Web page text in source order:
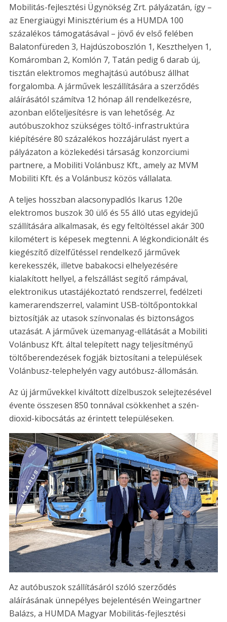
Mobilitás-fejlesztési Ügynökség Zrt. pályázatán, így –
az Energiaügyi Minisztérium és a HUMDA 100
százalékos támogatásával – jövő év első felében
Balatonfüreden 3, Hajdúszoboszlón 1, Keszthelyen 1,
Komáromban 2, Komlón 7, Tatán pedig 6 darab új,
tisztán elektromos meghajtású autóbusz állhat
forgalomba. A járművek leszállítására a szerződés
aláírásától számítva 12 hónap áll rendelkezésre,
azonban előteljesítésre is van lehetőség. Az
autóbuszokhoz szükséges töltő-infrastruktúra
kiépítésére 80 százalékos hozzájárulást nyert a
pályázaton a közlekedési társaság konzorciumi
partnere, a Mobiliti Volánbusz Kft., amely az MVM
Mobiliti Kft. és a Volánbusz közös vállalata.
A teljes hosszban alacsonypadlós Ikarus 120e
elektromos buszok 30 ülő és 55 álló utas egyidejű
szállítására alkalmasak, és egy feltöltéssel akár 300
kilométert is képesek megtenni. A légkondicionált és
kiegészítő dízelfűtéssel rendelkező járművek
kerekesszék, illetve babakocsi elhelyezésére
kialakított hellyel, a felszállást segítő rámpával,
elektronikus utastájékoztató rendszerrel, fedélzeti
kamerarendszerrel, valamint USB-töltőpontokkal
biztosítják az utasok színvonalas és biztonságos
utazását. A járművek üzemanyag-ellátását a Mobiliti
Volánbusz Kft. által telepített nagy teljesítményű
töltőberendezések fogják biztosítani a települések
Volánbusz-telephelyén vagy autóbusz-állomásán.
Az új járművekkel kiváltott dízelbuszok selejtezésével
évente összesen 850 tonnával csökkenhet a szén-
dioxid-kibocsátás az érintett településeken.
Az autóbuszok szállításáról szóló szerződés
aláírásának ünnepélyes bejelentésén Weingartner
Balázs, a HUMDA Magyar Mobilitás-fejlesztési